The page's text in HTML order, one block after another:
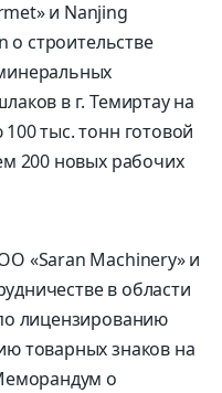
и Nanjing
о строительстве
в г. Темиртау на
тыс. тонн готовой
200 новых рабочих
«Saran Machinery» и
в области
лицензированию
товарных знаков на
о